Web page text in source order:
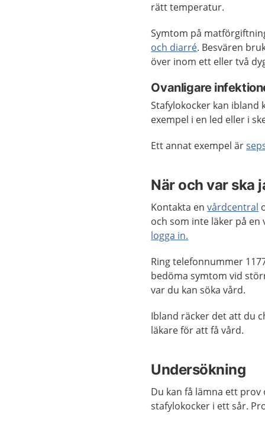
rätt temperatur.
Symtom på
och diarré. Besvären
över inom ett eller två
Ovanligare
Stafylokocker kan
exempel i en led eller i
Ett annat exempel är
När och var ska
Kontakta envårdcentral
och som inte läker på
logga in.
Ring telefonnummer
bedöma symtom vid
var du kan söka vård.
Ibland räcker det att du
läkare för att få vård.
Undersökning
Du kan få lämna ett
stafylokocker i ett sår.